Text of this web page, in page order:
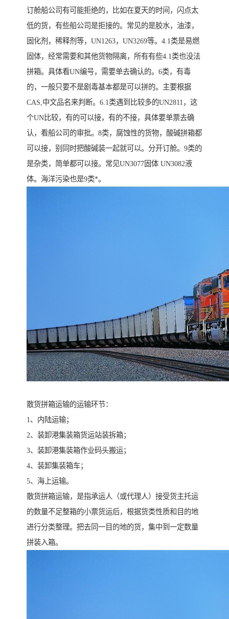
订舱船公司有可能拒绝的，比如在夏天的时间，闪点太
低的货，有些船公司是拒接的。常见的是胶水，油漆，
固化剂，稀释剂等，UN1263，UN3269等。4.1类是易燃
固体，经常需要和其他货物隔离，所有有些4.1类也没法
拼箱。具体看UN编号，需要单去确认的。6类，有毒
的，一般只要不是剧毒基本都是可以拼的。主要根据
CAS,中文品名来判断。6.1类遇到比较多的UN2811，这
个UN比较，有的可以接，有的不接，具体要单票去确
认，看船公司的审批。8类，腐蚀性的货物，酸碱拼箱都
可以接，别同时把酸碱装一起就可以。分开订舱。9类的
是杂类，简单都可以接。常见UN3077固体 UN3082液
体。海洋污染也是9类*。
散货拼箱运输的运输环节：
1、内陆运输；
2、装卸港集装箱货运站装拆箱；
3、装卸港集装箱作业码头搬运；
4、装卸集装箱车；
5、海上运输。
散货拼箱运输，是指承运人（或代理人）接受货主托运
的数量不足整箱的小票货运后，根据货类性质和目的地
进行分类整理。把去同一目的地的货，集中到一定数量
拼装入箱。